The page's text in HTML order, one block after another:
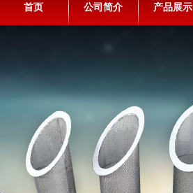
首页 公司简介 产品展示